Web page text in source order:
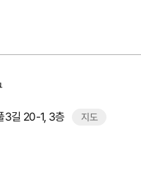
3길 20-1, 3층 지도